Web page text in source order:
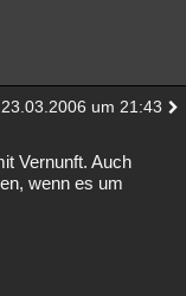
23.03.2006 um 21:43
Vernunft. Auch
wenn es um